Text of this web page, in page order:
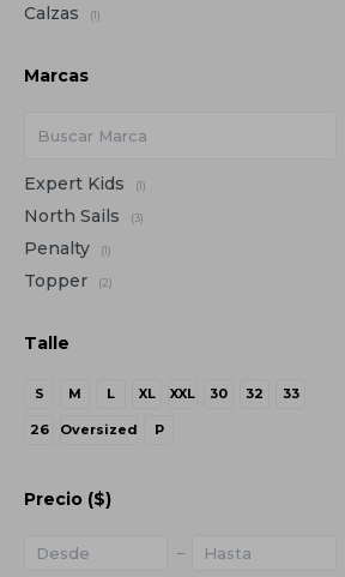
Calzas (1)
Marcas
Expert Kids (1)
North Sails (3)
Penalty (1)
Topper (2)
Talle
S M L XL XXL 30 32 33
26 Oversized P
Precio ($)